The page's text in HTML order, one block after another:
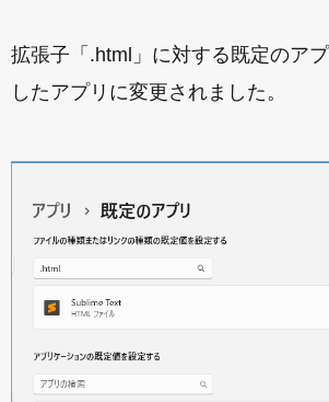
拡張子「.html」に対する既定のア
したアプリに変更されました。